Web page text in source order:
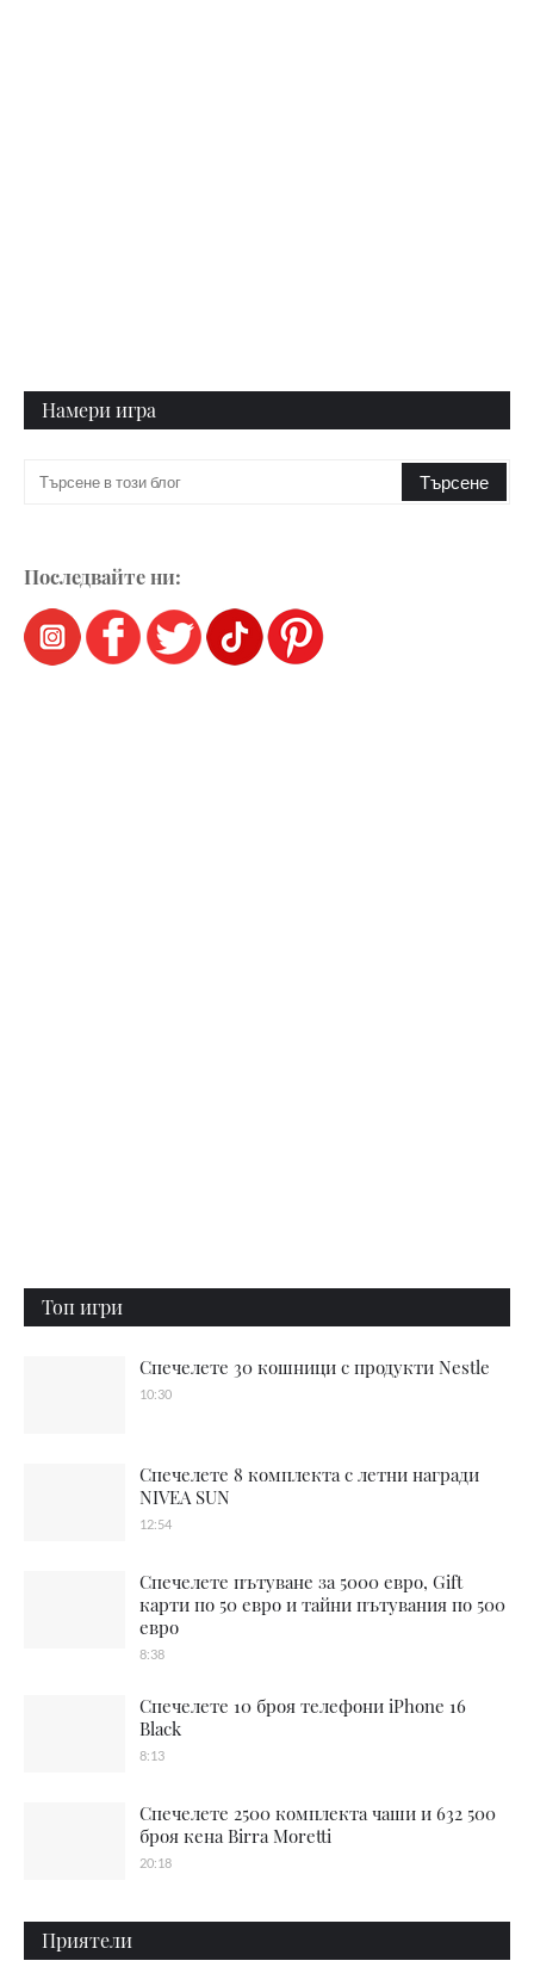
Намери игра
Последвайте ни:
Топ игри
Спечелете 30 кошници с продукти Nestle
10:30
Спечелете 8 комплекта с летни награди
NIVEA SUN
12:54
Спечелете пътуване за 5000 евро, Gift
карти по 50 евро и тайни пътувания по 500
евро
8:38
Спечелете 10 броя телефони iPhone 16
Black
8:13
Спечелете 2500 комплекта чаши и 632 500
броя кена Birra Moretti
20:18
Приятели